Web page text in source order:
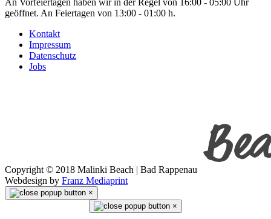
An Vorfeiertagen haben wir in der Regel von 16:00 - 05:00 Uhr
geöffnet. An Feiertagen von 13:00 - 01:00 h.
Kontakt
Impressum
Datenschutz
Jobs
Copyright © 2018 Malinki Beach | Bad Rappenau
Webdesign by Franz Mediaprint
×
×